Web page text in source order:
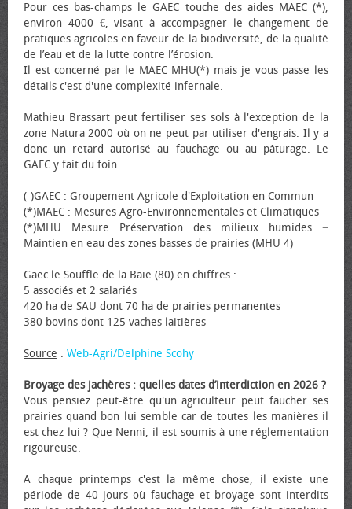
Pour ces bas-champs le GAEC touche des aides MAEC (*),
environ 4000 €, visant à accompagner le changement de
pratiques agricoles en faveur de la biodiversité, de la qualité
de l’eau et de la lutte contre l’érosion.
Il est concerné par le MAEC MHU(*) mais je vous passe les
détails c'est d'une complexité infernale.
Mathieu Brassart peut fertiliser ses sols à l'exception de la
zone Natura 2000 où on ne peut par utiliser d'engrais. Il y a
donc un retard autorisé au fauchage ou au pâturage. Le
GAEC y fait du foin.
(-)GAEC : Groupement Agricole d'Exploitation en Commun
(*)MAEC : Mesures Agro-Environnementales et Climatiques
(*)MHU Mesure Préservation des milieux humides −
Maintien en eau des zones basses de prairies (MHU 4)
Gaec le Souffle de la Baie (80) en chiffres :
5 associés et 2 salariés
420 ha de SAU dont 70 ha de prairies permanentes
380 bovins dont 125 vaches laitières
Source : Web-Agri/Delphine Scohy
Broyage des jachères : quelles dates d’interdiction en 2026 ?
Vous pensiez peut-être qu'un agriculteur peut faucher ses
prairies quand bon lui semble car de toutes les manières il
est chez lui ? Que Nenni, il est soumis à une réglementation
rigoureuse.
A chaque printemps c'est la même chose, il existe une
période de 40 jours où fauchage et broyage sont interdits